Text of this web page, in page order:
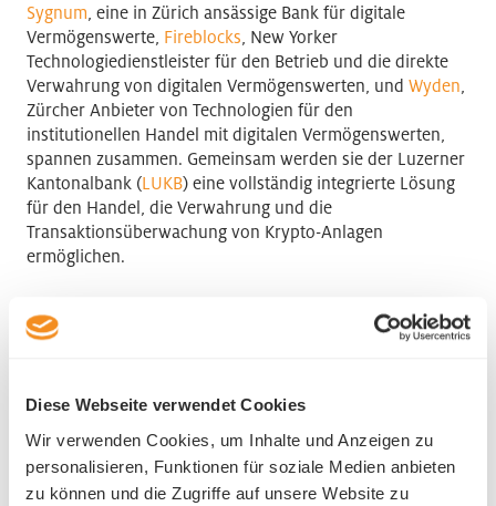
Diese Webseite verwendet Cookies
Wir verwenden Cookies, um Inhalte und Anzeigen zu
personalisieren, Funktionen für soziale Medien anbieten
zu können und die Zugriffe auf unsere Website zu
Sygnum, eine in Zürich ansässige Bank für digitale
Vermögenswerte, Fireblocks, New Yorker
Technologiedienstleister für den Betrieb und die direkte
Verwahrung von digitalen Vermögenswerten, und Wyden,
Zürcher Anbieter von Technologien für den
institutionellen Handel mit digitalen Vermögenswerten,
spannen zusammen. Gemeinsam werden sie der Luzerner
Kantonalbank (LUKB) eine vollständig integrierte Lösung
für den Handel, die Verwahrung und die
Transaktionsüberwachung von Krypto-Anlagen
ermöglichen.
zufolge nahtlos in das Kernbankensystem der LUKB
Verfügung stehen. Laut Sygnums Mitgründer und Group
CEO Mathias Imbach ist der Markteintritt der LUKB „ein
weiterer Beweis für die rasche institutionelle Akzeptanz
von digitalen Vermögenswerten und wird einem breiten